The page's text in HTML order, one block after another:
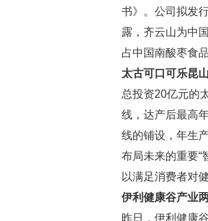
书》。公司拟发
露，齐云山为中
占中国南酸枣食
太古可口可乐昆
总投资20亿元的
线，达产后最高
线的铺设，年生
布局未来的重要“
以满足消费者对
伊利健康谷产业
昨日，伊利健康